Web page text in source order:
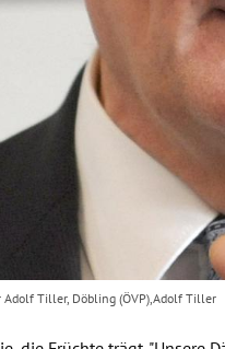
Adolf Tiller, Döbling (ÖVP),Adolf Tiller